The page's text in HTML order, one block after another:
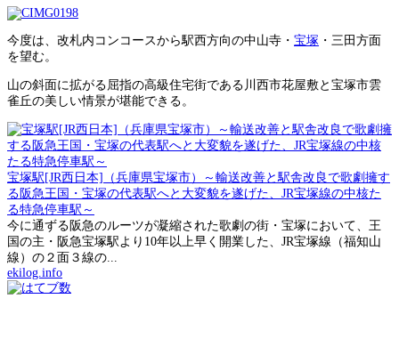
今度は、改札内コンコースから駅西方向の中山寺・ 宝塚 ・三田方面
を望む。
山の斜面に拡がる屈指の高級住宅街である川西市花屋敷と宝塚市雲
雀丘の美しい情景が堪能できる。
宝塚駅[JR西日本]（兵庫県宝塚市）～輸送改善と駅舎改良で歌劇擁す
る阪急王国・宝塚の代表駅へと大変貌を遂げた、JR宝塚線の中核た
る特急停車駅～
今に通ずる阪急のルーツが凝縮された歌劇の街・宝塚において、王
国の主・阪急宝塚駅より10年以上早く開業した、JR宝塚線（福知山
線）の２面３線の...
ekilog.info